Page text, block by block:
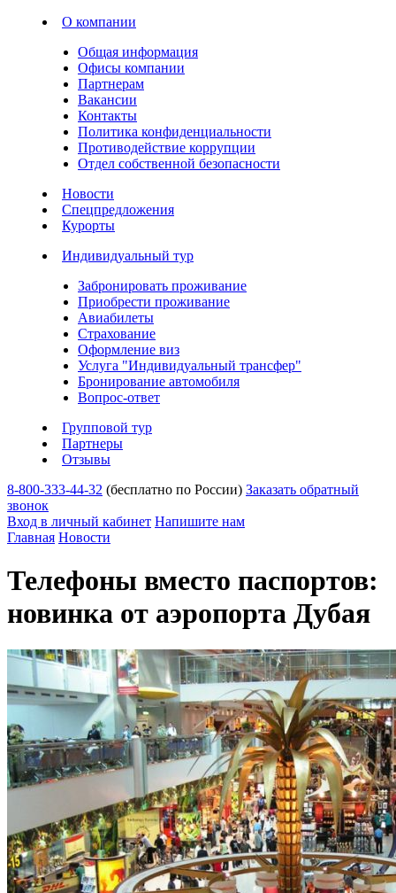
О компании
Общая информация
Офисы компании
Партнерам
Вакансии
Контакты
Политика конфиденциальности
Противодействие коррупции
Отдел собственной безопасности
Новости
Спецпредложения
Курорты
Индивидуальный тур
Забронировать проживание
Приобрести проживание
Авиабилеты
Страхование
Оформление виз
Услуга "Индивидуальный трансфер"
Бронирование автомобиля
Вопрос-ответ
Групповой тур
Партнеры
Отзывы
8-800-333-44-32 (бесплатно по России) Заказать обратный
звонок
Вход в личный кабинет Напишите нам
Главная Новости
Телефоны вместо паспортов:
новинка от аэропорта Дубая